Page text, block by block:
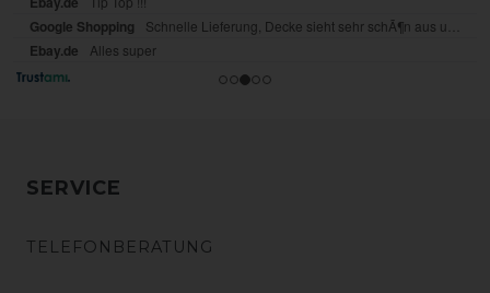
SERVICE
TELEFONBERATUNG